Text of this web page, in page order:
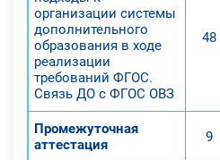
организации системы
дополнительного
образования в ходе
реализации
требований ФГОС.
Связь ДО с ФГОС ОВЗ
48
Промежуточная
аттестация
9